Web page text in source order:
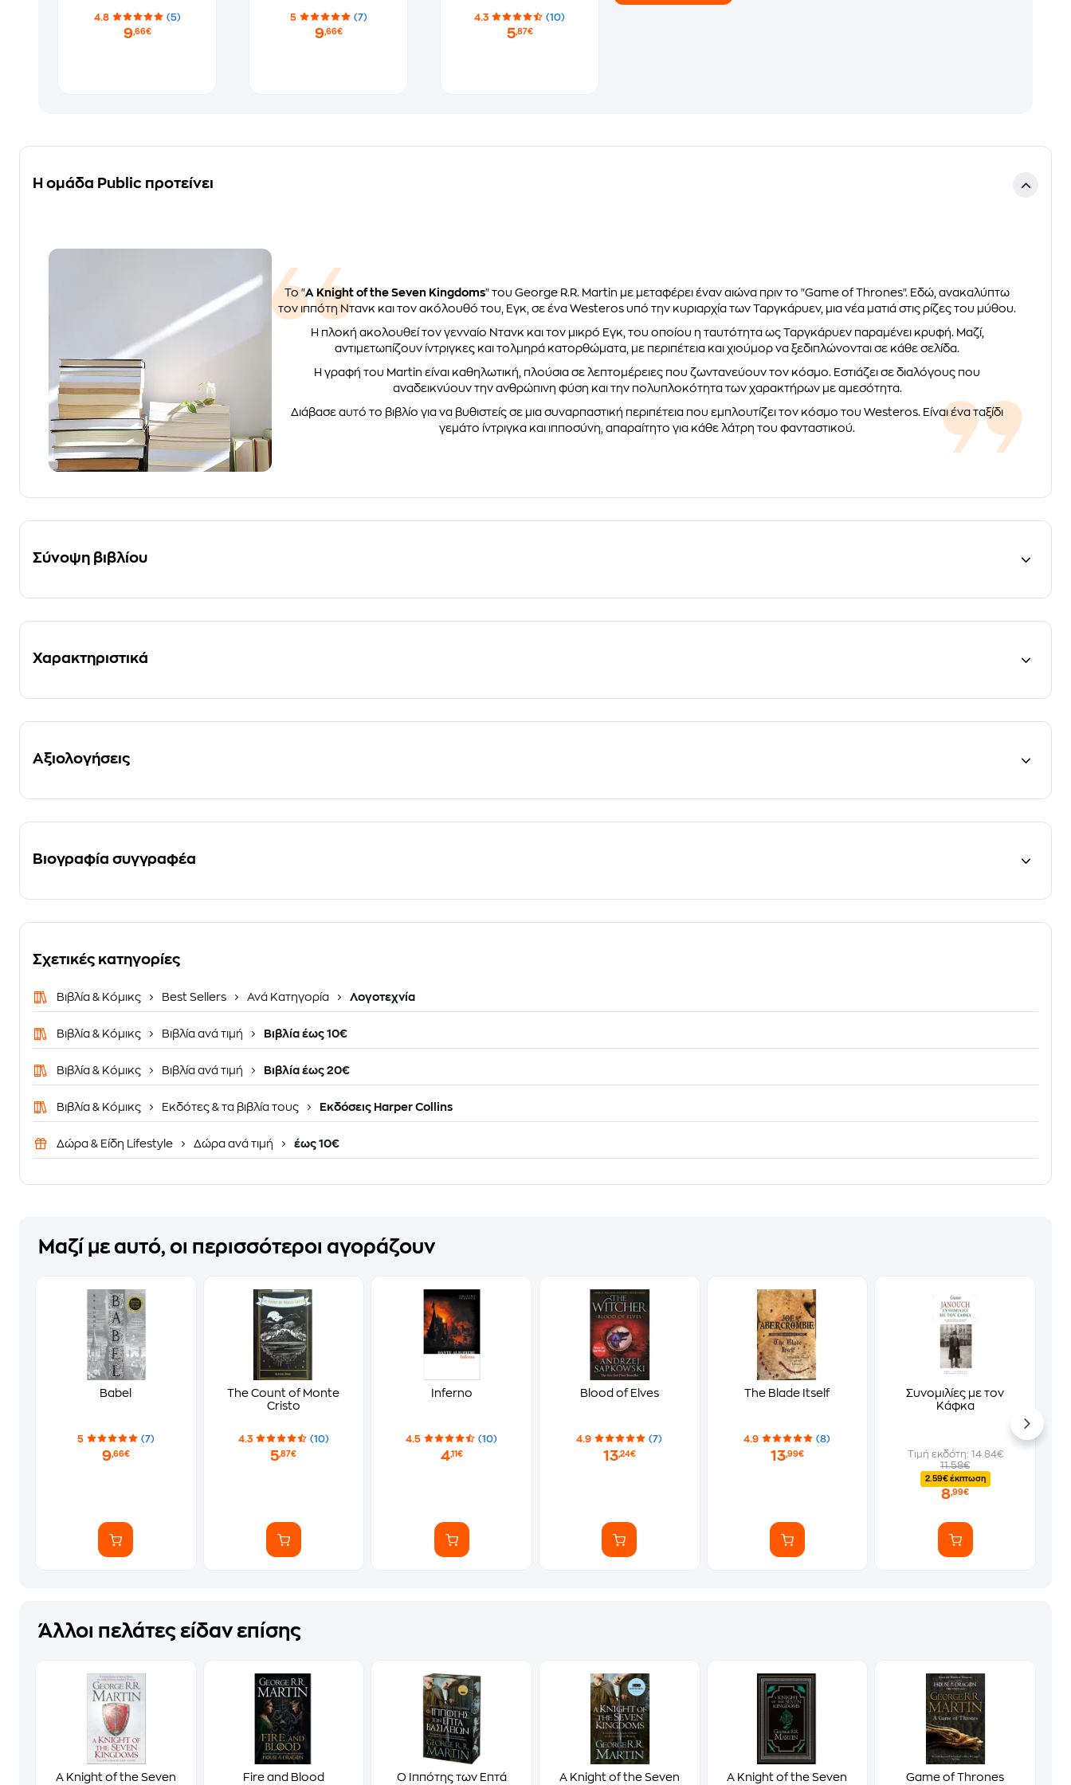
4.8 (5)
9,66€
5 (7)
9,66€
4.3 (10)
5,87€
Η ομάδα Public προτείνει
Το "A Knight of the Seven Kingdoms" του George R.R. Martin με μεταφέρει έναν αιώνα πριν το "Game of Thrones". Εδώ, ανακαλύπτω
τον ιππότη Ντανκ και τον ακόλουθό του, Εγκ, σε ένα Westeros υπό την κυριαρχία των Ταργκάρυεν, μια νέα ματιά στις ρίζες του μύθου.
Η πλοκή ακολουθεί τον γενναίο Ντανκ και τον μικρό Εγκ, του οποίου η ταυτότητα ως Ταργκάρυεν παραμένει κρυφή. Μαζί,
αντιμετωπίζουν ίντριγκες και τολμηρά κατορθώματα, με περιπέτεια και χιούμορ να ξεδιπλώνονται σε κάθε σελίδα.
Η γραφή του Martin είναι καθηλωτική, πλούσια σε λεπτομέρειες που ζωντανεύουν τον κόσμο. Εστιάζει σε διαλόγους που
αναδεικνύουν την ανθρώπινη φύση και την πολυπλοκότητα των χαρακτήρων με αμεσότητα.
Διάβασε αυτό το βιβλίο για να βυθιστείς σε μια συναρπαστική περιπέτεια που εμπλουτίζει τον κόσμο του Westeros. Είναι ένα ταξίδι
γεμάτο ίντριγκα και ιπποσύνη, απαραίτητο για κάθε λάτρη του φανταστικού.
Σύνοψη βιβλίου
Χαρακτηριστικά
Αξιολογήσεις
Βιογραφία συγγραφέα
Σχετικές κατηγορίες
Βιβλία & Κόμικς Best Sellers Ανά Κατηγορία Λογοτεχνία
Βιβλία & Κόμικς Βιβλία ανά τιμή Βιβλία έως 10€
Βιβλία & Κόμικς Βιβλία ανά τιμή Βιβλία έως 20€
Βιβλία & Κόμικς Εκδότες & τα βιβλία τους Εκδόσεις Harper Collins
Δώρα & Είδη Lifestyle Δώρα ανά τιμή έως 10€
Μαζί με αυτό, οι περισσότεροι αγοράζουν
Babel
5 (7)
9,66€
The Count of Monte
Cristo
4.3 (10)
5,87€
Inferno
4.5 (10)
4,11€
Blood of Elves
4.9 (7)
13,24€
The Blade Itself
4.9 (8)
13,99€
Συνομιλίες με τον
Κάφκα
Τιμή εκδότη: 14.84€
11.58€
2.59€ έκπτωση
8,99€
Άλλοι πελάτες είδαν επίσης
A Knight of the Seven
Fire and Blood
Ο Ιππότης των Επτά
A Knight of the Seven
A Knight of the Seven
Game of Thrones